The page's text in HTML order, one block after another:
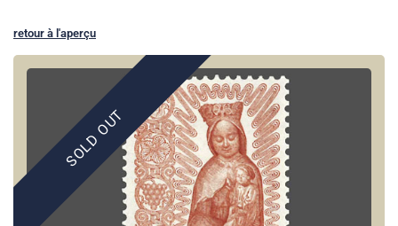
retour à l'aperçu
SOLD OUT